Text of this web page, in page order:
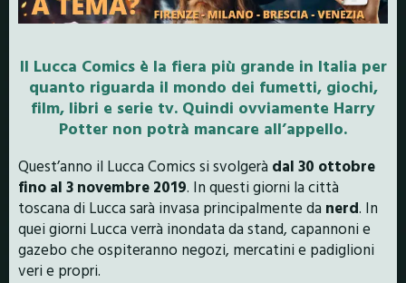
Il Lucca Comics è la fiera più grande in Italia per
quanto riguarda il mondo dei fumetti, giochi,
film, libri e serie tv. Quindi ovviamente Harry
Potter non potrà mancare all’appello.
Quest’anno il Lucca Comics si svolgerà dal 30 ottobre
fino al 3 novembre 2019. In questi giorni la città
toscana di Lucca sarà invasa principalmente da nerd. In
quei giorni Lucca verrà inondata da stand, capannoni e
gazebo che ospiteranno negozi, mercatini e padiglioni
veri e propri.